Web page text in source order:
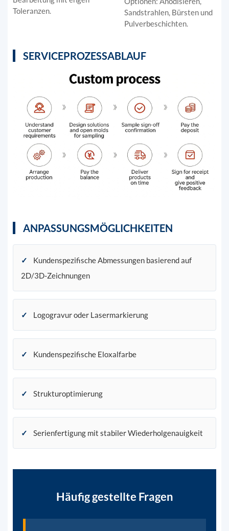
Toleranzen.
Sandstrahlen, Bürsten und
Pulverbeschichten.
SERVICEPROZESSABLAUF
ANPASSUNGSMÖGLICHKEITEN
✓
Kundenspezifische Abmessungen basierend auf
2D/3D-Zeichnungen
✓ Logogravur oder Lasermarkierung
✓ Kundenspezifische Eloxalfarbe
✓ Strukturoptimierung
✓ Serienfertigung mit stabiler Wiederholgenauigkeit
Häufig gestellte Fragen